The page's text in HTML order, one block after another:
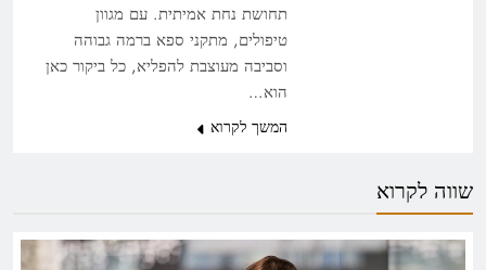
תחושת נחת אמיתית. עם מגוון
טיפולים, מתקני ספא ברמה גבוהה
וסביבה מעוצבת להפליא, כל ביקור כאן
הוא…
המשך לקרוא
שווה לקרוא